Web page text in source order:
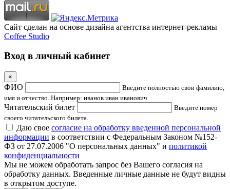
Сайт сделан на основе дизайна агентства интернет-рекламы
Coffee Studio
Вход в личный кабинет
×
ФИО
Введите полностью свои фамилию,
имя и отчество. Например: иванов иван иванович
Читательский билет
Введите номер
своего читательского билета.
Даю свое согласие на обработку введенной персональной
информации в соответствии с Федеральным Законом №152-
ФЗ от 27.07.2006 "О персональных данных" и политикой
конфиденциальности
Мы не можем обработать запрос без Вашего согласия на
обработку данных. Введенные личные данные не будут видны
в открытом доступе.